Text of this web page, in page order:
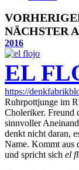
NÄCHSTER
2016
EL
https://
Ruhrpottjunge im
Choleriker. Freund
sinnvoller
denkt nicht daran,
Name. Kommt aus
und spricht sich el